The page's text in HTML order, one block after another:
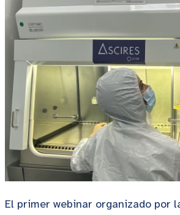
El primer webinar organizado por